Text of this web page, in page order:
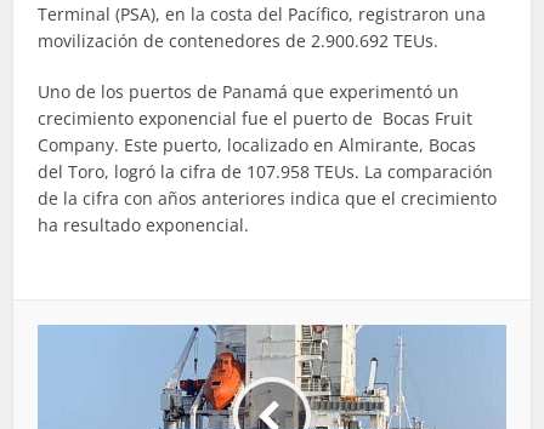
Terminal (PSA), en la costa del Pacífico, registraron una
movilización de contenedores de 2.900.692 TEUs.
Uno de los puertos de Panamá que experimentó un
crecimiento exponencial fue el puerto de Bocas Fruit
Company. Este puerto, localizado en Almirante, Bocas
del Toro, logró la cifra de 107.958 TEUs. La comparación
de la cifra con años anteriores indica que el crecimiento
ha resultado exponencial.